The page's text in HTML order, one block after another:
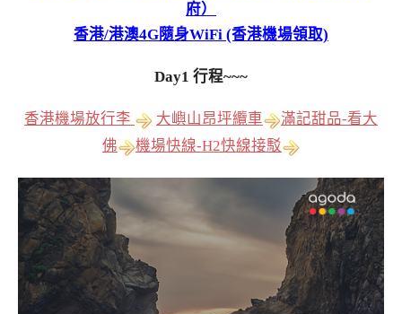
府）
香港/港澳4G隨身WiFi (香港機場領取)
Day1 行程~~~
香港機場放行李 大嶼山昂坪纜車
滿記甜品-看大
佛
機場快線-H2快線接駁